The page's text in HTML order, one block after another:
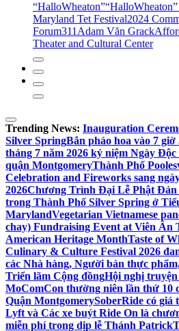
“HalloWheaton”
Maryland Tet Festival2024
Forum311 Adam Văn Grack
Theater and Cultural Center
Trending News: Inauguration
Silver SpringBắn pháo hoa vào 7
tháng 7 năm 2026 kỷ niệm Ngày
quận MontgomeryThành Phố
Celebration and Fireworks sang
2026Chương Trình Đại Lễ Phật Đản
trong Thành Phố Silver Spring ở
MarylandVegetarian Vietnamese
chay) Fundraising Event at Viên Ân
American Heritage MonthTaste of
Culinary & Culture Festival 2026
các Nhà hàng, Người bán thực
Triển lãm Cộng đồngHội nghị
MoComCon thường niên lần thứ 10
Quận MontgomerySoberRide có giá
Lyft và Các xe buýt Ride On là
miễn phí trong dịp lễ Thánh Patrick